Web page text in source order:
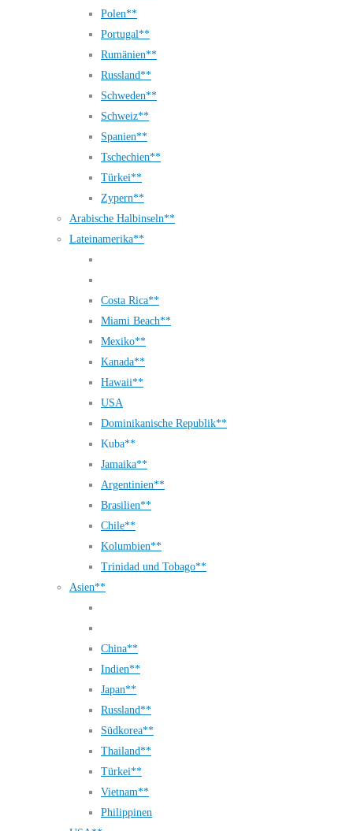
Polen**
Portugal**
Rumänien**
Russland**
Schweden**
Schweiz**
Spanien**
Tschechien**
Türkei**
Zypern**
Arabische Halbinseln**
Lateinamerika**
Costa Rica**
Miami Beach**
Mexiko**
Kanada**
Hawaii**
USA
Dominikanische Republik**
Kuba**
Jamaika**
Argentinien**
Brasilien**
Chile**
Kolumbien**
Trinidad und Tobago**
Asien**
China**
Indien**
Japan**
Russland**
Südkorea**
Thailand**
Türkei**
Vietnam**
Philippinen